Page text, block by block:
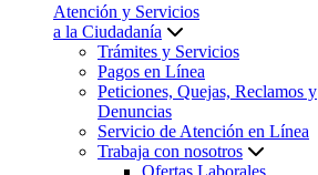
Atención y Servicios
a la Ciudadanía
Trámites y Servicios
Pagos en Línea
Peticiones, Quejas, Reclamos y
Denuncias
Servicio de Atención en Línea
Trabaja con nosotros
Ofertas Laborales